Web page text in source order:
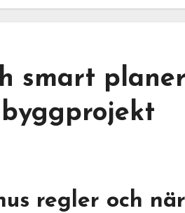
smart
regler och